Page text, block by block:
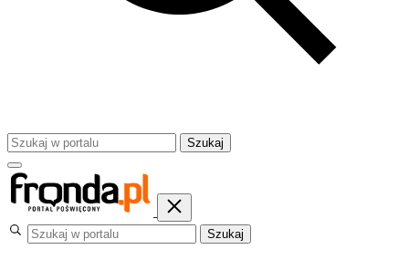
Szukaj
Szukaj